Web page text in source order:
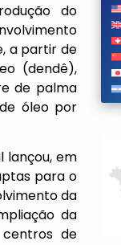
do
a partir de
(dendê),
de palma
óleo por
lançou, em
para o
da
da
de